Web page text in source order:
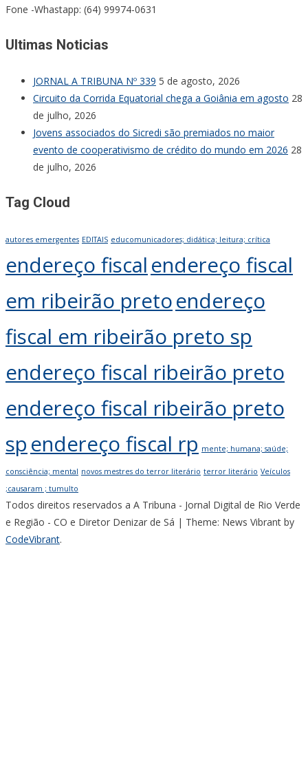
Fone -Whastapp: (64) 99974-0631
Ultimas Noticias
JORNAL A TRIBUNA Nº 339 5 de agosto, 2026
Circuito da Corrida Equatorial chega a Goiânia em agosto 28
de julho, 2026
Jovens associados do Sicredi são premiados no maior
evento de cooperativismo de crédito do mundo em 2026 28
de julho, 2026
Tag Cloud
autores emergentes EDITAIS educomunicadores; didática; leitura; crítica
endereço fiscal endereço fiscal
em ribeirão pretoendereço
fiscal em ribeirão preto sp
endereço fiscal ribeirão preto
endereço fiscal ribeirão preto
sp endereço fiscal rp mente; humana; saúde;
consciência; mental novos mestres do terror literário terror literário Veículos
;causaram ; tumulto
Todos direitos reservados a A Tribuna - Jornal Digital de Rio Verde
e Região - CO e Diretor Denizar de Sá | Theme: News Vibrant by
CodeVibrant.